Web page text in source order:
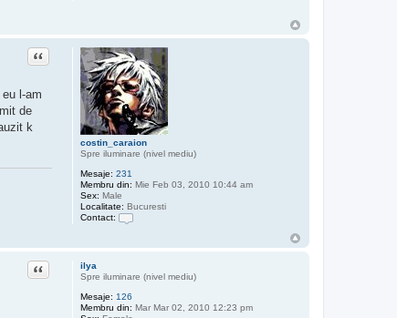
a
d
m
i
n
_
e
x
p
r
i
m
costin_caraion
Spre iluminare (nivel mediu)
Mesaje: 231
Membru din: Mie Feb 03, 2010 10:44 am
Sex: Male
Localitate: Bucuresti
Contact:
n
e
Citat
l-am
de
k
ilya
Spre iluminare (nivel mediu)
Mesaje: 126
Membru din: Mar Mar 02, 2010 12:23 pm
Citat